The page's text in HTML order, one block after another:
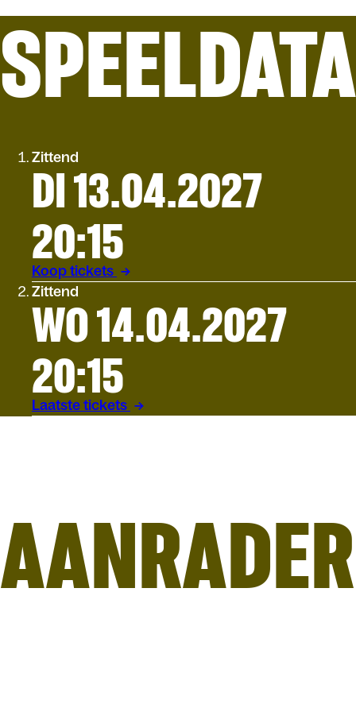
SPEELDATA
Zittend
DI 13.04.2027
20:15
Koop tickets
Zittend
WO 14.04.2027
20:15
Laatste tickets